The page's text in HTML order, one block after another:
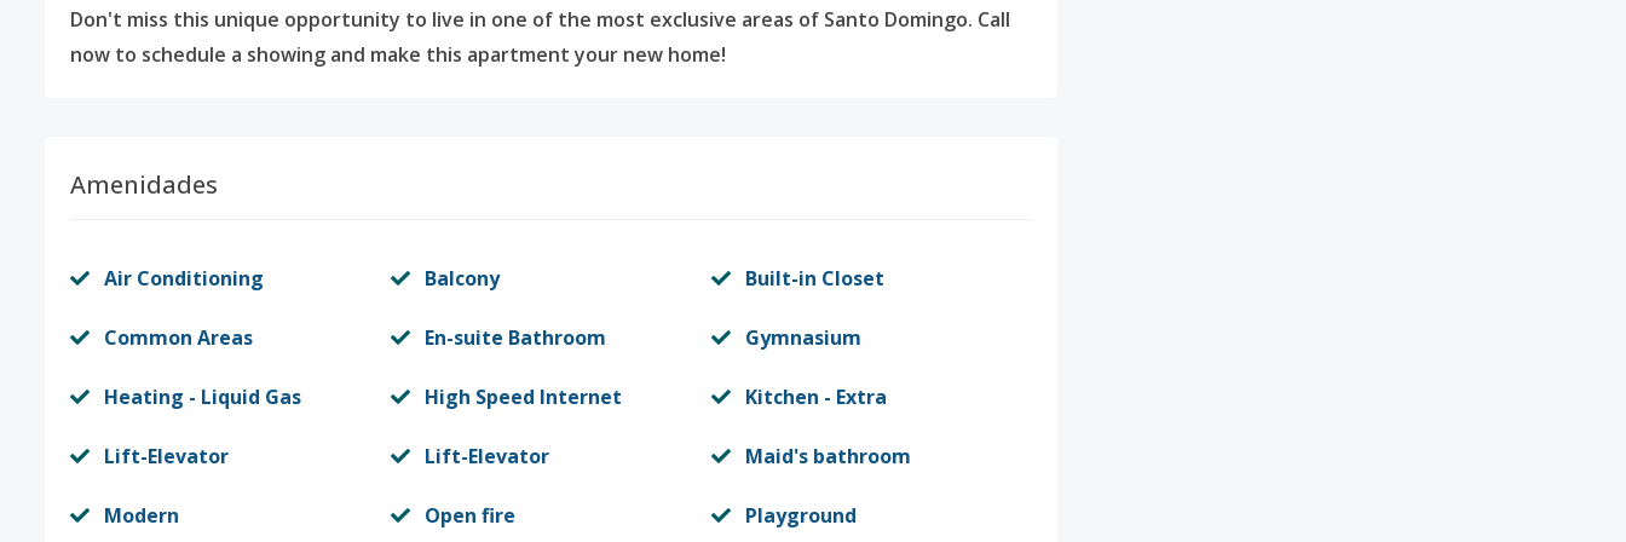
Don't miss this unique opportunity to live in one of the most exclusive areas of Santo Domingo. Call
now to schedule a showing and make this apartment your new home!
Amenidades
Air Conditioning Balcony Built-in Closet
Common Areas En-suite Bathroom Gymnasium
Heating - Liquid Gas High Speed Internet Kitchen - Extra
Lift-Elevator Lift-Elevator Maid's bathroom
Modern Open fire Playground